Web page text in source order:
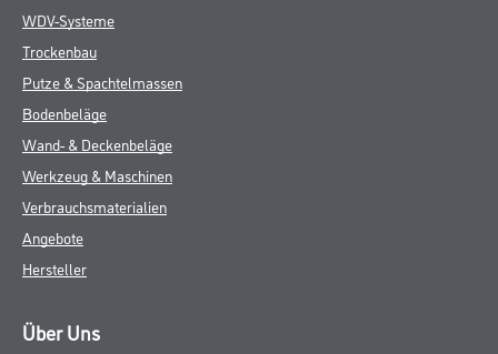
WDV-Systeme
Trockenbau
Putze & Spachtelmassen
Bodenbeläge
Wand- & Deckenbeläge
Werkzeug & Maschinen
Verbrauchsmaterialien
Angebote
Hersteller
Über Uns